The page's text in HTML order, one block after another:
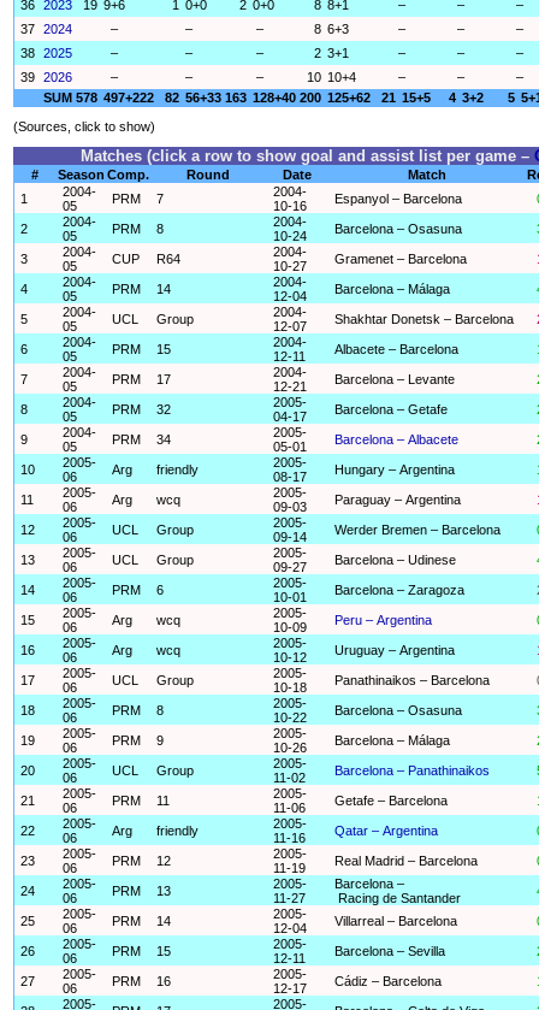
36 2023 19 9+6 1 0+0 2 0+0 8 8+1 – –
–
37 2024 – – – 8 6+3 – –
–
38 2025 – – – 2 3+1 – –
–
39 2026 – – – 10 10+4 – –
–
SUM 578 497+222 82 56+33 163 128+40 200 125+62 21 15+5 4 3+2 5
(Sources, click to show)
Matches (click a row to show goal and assist list per game –
# Season Comp. Round Date Match
1
2004-
05
PRM 7
2004-
10-16
Espanyol – Barcelona
2
2004-
05
PRM 8
2004-
10-24
Barcelona – Osasuna
3
2004-
05
CUP R64
2004-
10-27
Gramenet – Barcelona
4
2004-
05
PRM 14
2004-
12-04
Barcelona – Málaga
5
2004-
05
UCL Group
2004-
12-07
Shakhtar Donetsk – Barcelona
6
2004-
05
PRM 15
2004-
12-11
Albacete – Barcelona
7
2004-
05
PRM 17
2004-
12-21
Barcelona – Levante
8
2004-
05
PRM 32
2005-
04-17
Barcelona – Getafe
9
2004-
05
PRM 34
2005-
05-01
Barcelona – Albacete
10
2005-
06
Arg friendly
2005-
08-17
Hungary – Argentina
11
2005-
06
Arg wcq
2005-
09-03
Paraguay – Argentina
12
2005-
06
UCL Group
2005-
09-14
Werder Bremen – Barcelona
13
2005-
06
UCL Group
2005-
09-27
Barcelona – Udinese
14
2005-
06
PRM 6
2005-
10-01
Barcelona – Zaragoza
15
2005-
06
Arg wcq
2005-
10-09
Peru – Argentina
16
2005-
06
Arg wcq
2005-
10-12
Uruguay – Argentina
17
2005-
06
UCL Group
2005-
10-18
Panathinaikos – Barcelona
18
2005-
06
PRM 8
2005-
10-22
Barcelona – Osasuna
19
2005-
06
PRM 9
2005-
10-26
Barcelona – Málaga
20
2005-
06
UCL Group
2005-
11-02
Barcelona – Panathinaikos
21
2005-
06
PRM 11
2005-
11-06
Getafe – Barcelona
22
2005-
06
Arg friendly
2005-
11-16
Qatar – Argentina
23
2005-
06
PRM 12
2005-
11-19
Real Madrid – Barcelona
24
2005-
06
PRM 13
2005-
11-27
Barcelona –
Racing de Santander
25
2005-
06
PRM 14
2005-
12-04
Villarreal – Barcelona
26
2005-
06
PRM 15
2005-
12-11
Barcelona – Sevilla
27
2005-
06
PRM 16
2005-
12-17
Cádiz – Barcelona
2005-
2005-